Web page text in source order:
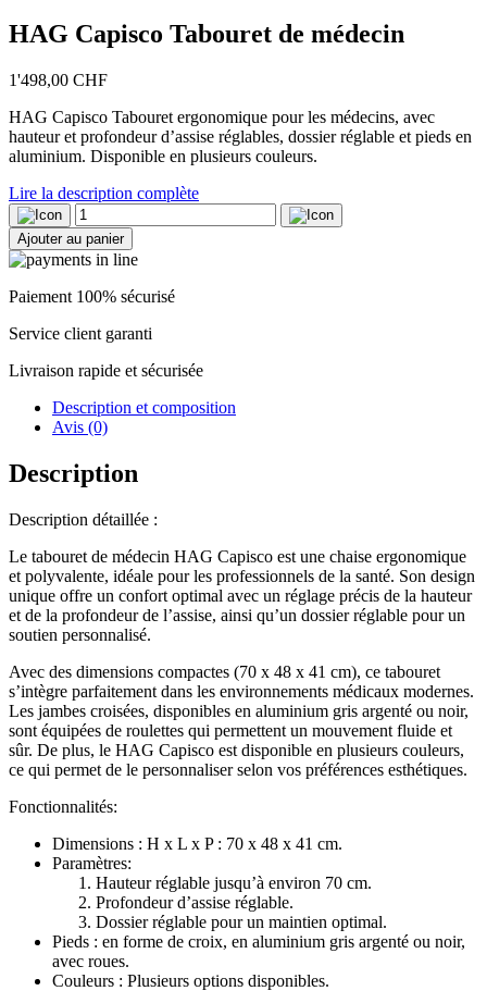
HAG Capisco Tabouret de médecin
1'498,00 CHF
HAG Capisco Tabouret ergonomique pour les médecins, avec
hauteur et profondeur d’assise réglables, dossier réglable et pieds en
aluminium. Disponible en plusieurs couleurs.
Lire la description complète
quantité
de
HAG
Capisco
Tabouret
médecin
Ajouter au panier
Paiement 100% sécurisé
Service client garanti
Livraison rapide et sécurisée
Description et composition
Avis (0)
Description
Description détaillée :
Le tabouret de médecin HAG Capisco est une chaise ergonomique
et polyvalente, idéale pour les professionnels de la santé. Son design
unique offre un confort optimal avec un réglage précis de la hauteur
et de la profondeur de l’assise, ainsi qu’un dossier réglable pour un
soutien personnalisé.
Avec des dimensions compactes (70 x 48 x 41 cm), ce tabouret
s’intègre parfaitement dans les environnements médicaux modernes.
Les jambes croisées, disponibles en aluminium gris argenté ou noir,
sont équipées de roulettes qui permettent un mouvement fluide et
sûr. De plus, le HAG Capisco est disponible en plusieurs couleurs,
ce qui permet de le personnaliser selon vos préférences esthétiques.
Fonctionnalités:
Dimensions : H x L x P : 70 x 48 x 41 cm.
Paramètres:
Hauteur réglable jusqu’à environ 70 cm.
Profondeur d’assise réglable.
Dossier réglable pour un maintien optimal.
Pieds : en forme de croix, en aluminium gris argenté ou noir,
avec roues.
Couleurs : Plusieurs options disponibles.